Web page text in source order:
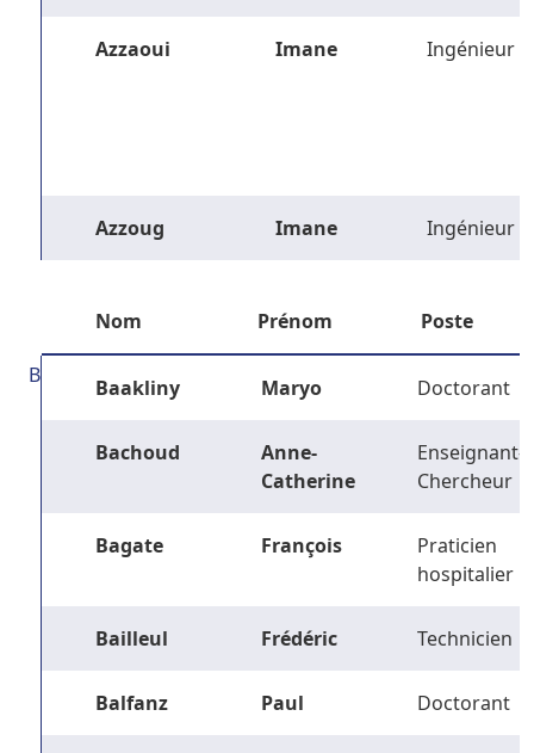
Azzaoui Imane Ingénieur
Azzoug Imane Ingénieur
Nom Prénom Poste
B Baakliny Maryo Doctorant
Bachoud
Anne-
Catherine
Enseignant-
Chercheur
Bagate François
Praticien
hospitalier
Bailleul Frédéric Technicien
Balfanz Paul Doctorant